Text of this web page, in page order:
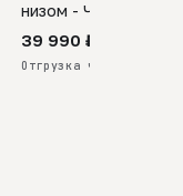
низом - Черный
39 990 ₽
Отгрузка через 25 дней